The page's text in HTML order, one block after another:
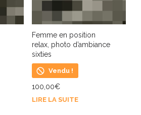
Femme en position
relax, photo d’ambiance
sixties
Vendu !
100,00€
LIRE LA SUITE